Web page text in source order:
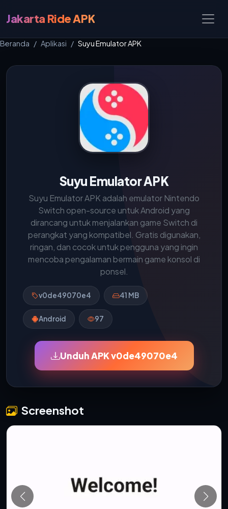
Jakarta Ride APK
Beranda Aplikasi Suyu Emulator APK
Suyu Emulator APK
Suyu Emulator APK adalah emulator Nintendo
Switch open-source untuk Android yang
dirancang untuk menjalankan game Switch di
perangkat yang kompatibel. Gratis digunakan,
ringan, dan cocok untuk pengguna yang ingin
mencoba pengalaman bermain game konsol di
ponsel.
v0de49070e4 41 MB
Android 97
Unduh APK v0de49070e4
Screenshot